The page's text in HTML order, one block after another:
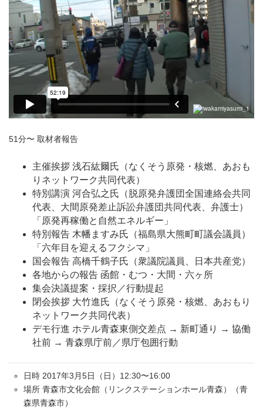
51分〜 取材者報告
主催挨拶 浅石紘爾氏（なくそう原発・核燃、あおも
りネットワーク共同代表）
特別講演 河合弘之氏（脱原発弁護団全国連絡会共同
代表、大間原発差止訴訟弁護団共同代表、弁護士）
「原発再稼働と自然エネルギー」
特別報告 木幡ますみ氏（福島県大熊町町議会議員）
「六年目を迎えるフクシマ」
国会報告 高橋千鶴子氏（衆議院議員、日本共産党）
各地からの報告 函館 ・むつ ・大間 ・六ヶ所
集会決議提案・採択／行動提起
閉会挨拶 大竹進氏（なくそう原発・核燃、あおもり
ネットワーク共同代表）
デモ行進 ホテル青森東側交差点 → 新町通り → 協働
社前 → 青森県庁前／県庁包囲行動
日時 2017年3月5日（日）12:30〜16:00
場所 青森市文化会館（リンクステーションホール青森）（青
森県青森市）